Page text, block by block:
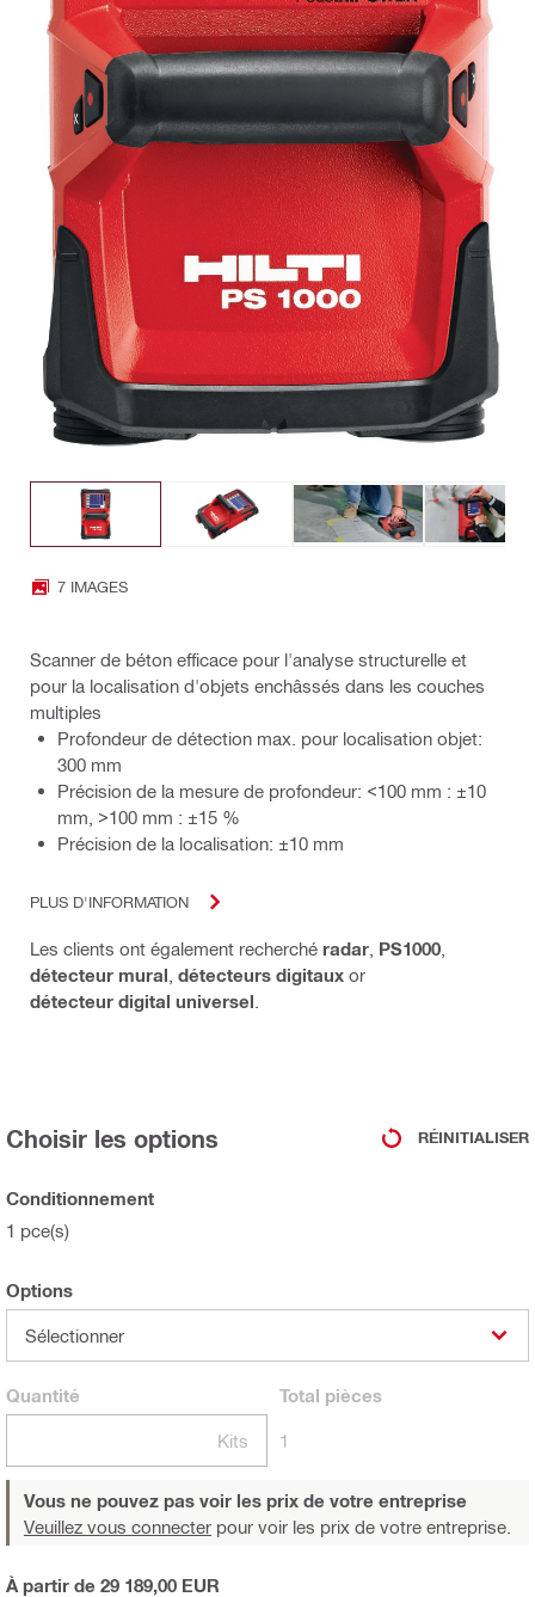
7 IMAGES
Scanner de béton efficace pour l'analyse structurelle et
pour la localisation d'objets enchâssés dans les couches
multiples
Profondeur de détection max. pour localisation objet:
300 mm
Précision de la mesure de profondeur: <100 mm : ±10
mm, >100 mm : ±15 %
Précision de la localisation: ±10 mm
PLUS D'INFORMATION
Les clients ont également recherché radar PS1000
détecteur mural détecteurs digitaux or
détecteur digital universel
Choisir les options RÉINITIALISER
Conditionnement
1 pce(s)
Options
Sélectionner
Quantité
Kits
Total pièces
1
Vous ne pouvez pas voir les prix de votre entreprise
Veuillez vous connecter pour voir les prix de votre entreprise.
À partir de 29 189,00 EUR